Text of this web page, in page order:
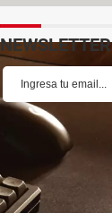
NEWSLETTER